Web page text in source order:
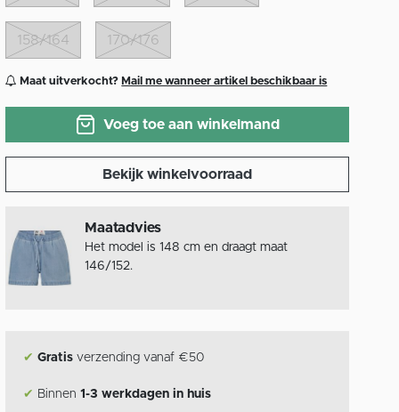
158/164 170/176
Maat uitverkocht? Mail me wanneer artikel beschikbaar is
Voeg toe aan winkelmand
Bekijk winkelvoorraad
Maatadvies
Het model is 148 cm en draagt maat
146/152.
✔ Gratis verzending vanaf €50
✔ Binnen1-3 werkdagen in huis